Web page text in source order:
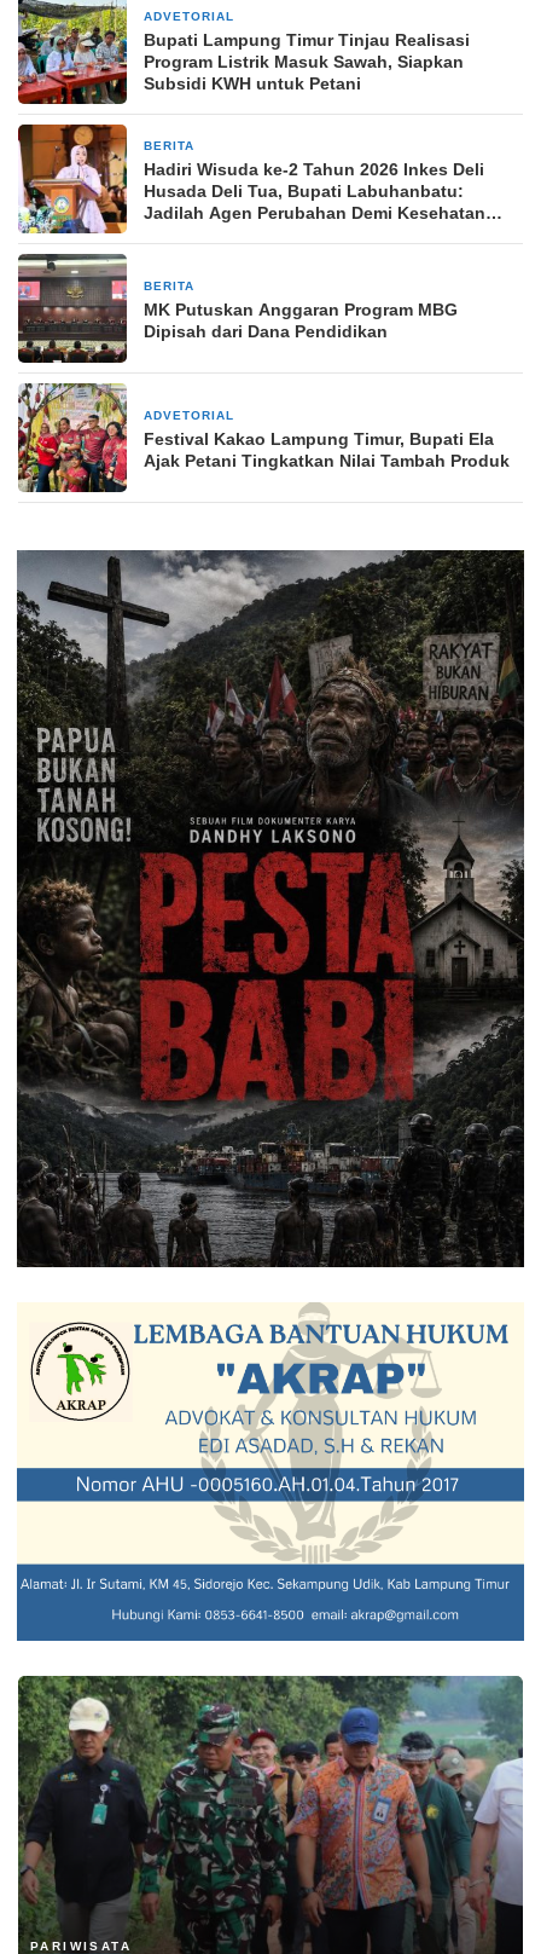
ADVETORIAL
Bupati Lampung Timur Tinjau Realisasi
Program Listrik Masuk Sawah, Siapkan
Subsidi KWH untuk Petani
BERITA
Hadiri Wisuda ke-2 Tahun 2026 Inkes Deli
Husada Deli Tua, Bupati Labuhanbatu:
Jadilah Agen Perubahan Demi Kesehatan
BERITA
MK Putuskan Anggaran Program MBG
Dipisah dari Dana Pendidikan
ADVETORIAL
‎Festival Kakao Lampung Timur, Bupati Ela
Ajak Petani Tingkatkan Nilai Tambah Produk
PARIWISATA